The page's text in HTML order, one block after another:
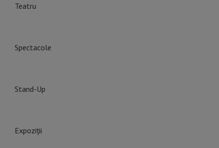
Teatru
Spectacole
Stand-Up
Expoziții